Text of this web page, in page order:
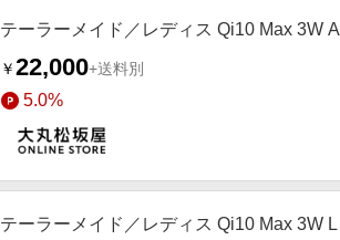
テーラーメイド／レディス Qi10 Max 3W A
￥22,000+送料別
5.0%
テーラーメイド／レディス Qi10 Max 3W L